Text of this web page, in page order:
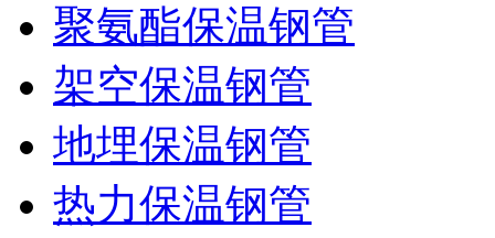
聚氨酯保温钢管
架空保温钢管
地埋保温钢管
热力保温钢管